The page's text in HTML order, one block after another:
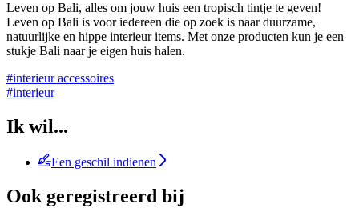
Leven op Bali, alles om jouw huis een tropisch tintje te geven!
Leven op Bali is voor iedereen die op zoek is naar duurzame,
natuurlijke en hippe interieur items. Met onze producten kun je een
stukje Bali naar je eigen huis halen.
#interieur accessoires
#interieur
Ik wil...
Een geschil indienen
Ook geregistreerd bij